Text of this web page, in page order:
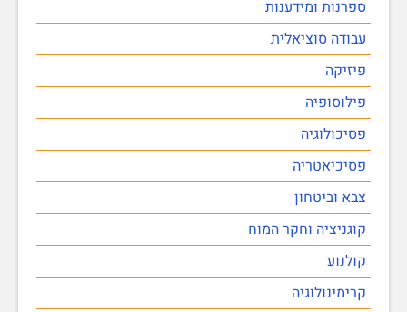
ספרנות ומידענות
עבודה סוציאלית
פיזיקה
פילוסופיה
פסיכולוגיה
פסיכיאטריה
צבא וביטחון
קוגניציה וחקר המוח
קולנוע
קרימינולוגיה